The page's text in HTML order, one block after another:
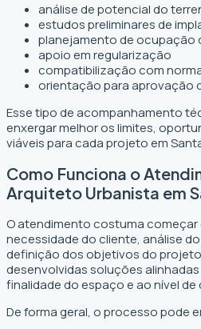
análise de potencial do
estudos preliminares de
planejamento de ocupação
apoio em regularização
compatibilização com
orientação para aprovação
Esse tipo de acompanhamento
enxergar melhor os limites,
viáveis para cada projeto em
Como Funciona o
Arquiteto Urbanista em
O atendimento costuma
necessidade do cliente, análise
definição dos objetivos do
desenvolvidas soluções
finalidade do espaço e ao nível
De forma geral, o processo pode